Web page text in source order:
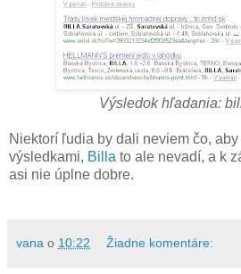
Výsledok hľadania:
Niektorí ľudia by dali neviem čo,
výsledkami, Billa to ale nevadí, a k
asi nie úplne dobre.
vana o 10:22 Žiadne komentáre: